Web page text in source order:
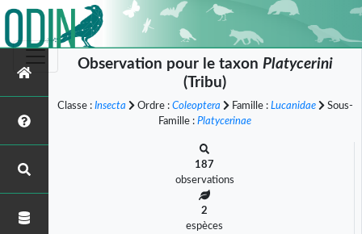
Observation pour le taxon Platycerini
(Tribu)
Classe : Insecta Ordre : Coleoptera Famille : Lucanidae
Sous-
Famille : Platycerinae
187
observations
2
espèces